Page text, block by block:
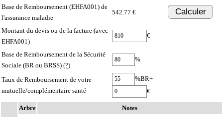
Base de Remboursement (EHFA001) de
l'assurance maladie
542.77 € Calculer
Montant du devis ou de la facture (avec
EHFA001)
€
Base de Remboursement de la Sécurité
Sociale (BR ou BRSS) (?)
%
Taux de Remboursement de votre
mutuelle/complémentaire santé
%BR+
€
Arbre Notes